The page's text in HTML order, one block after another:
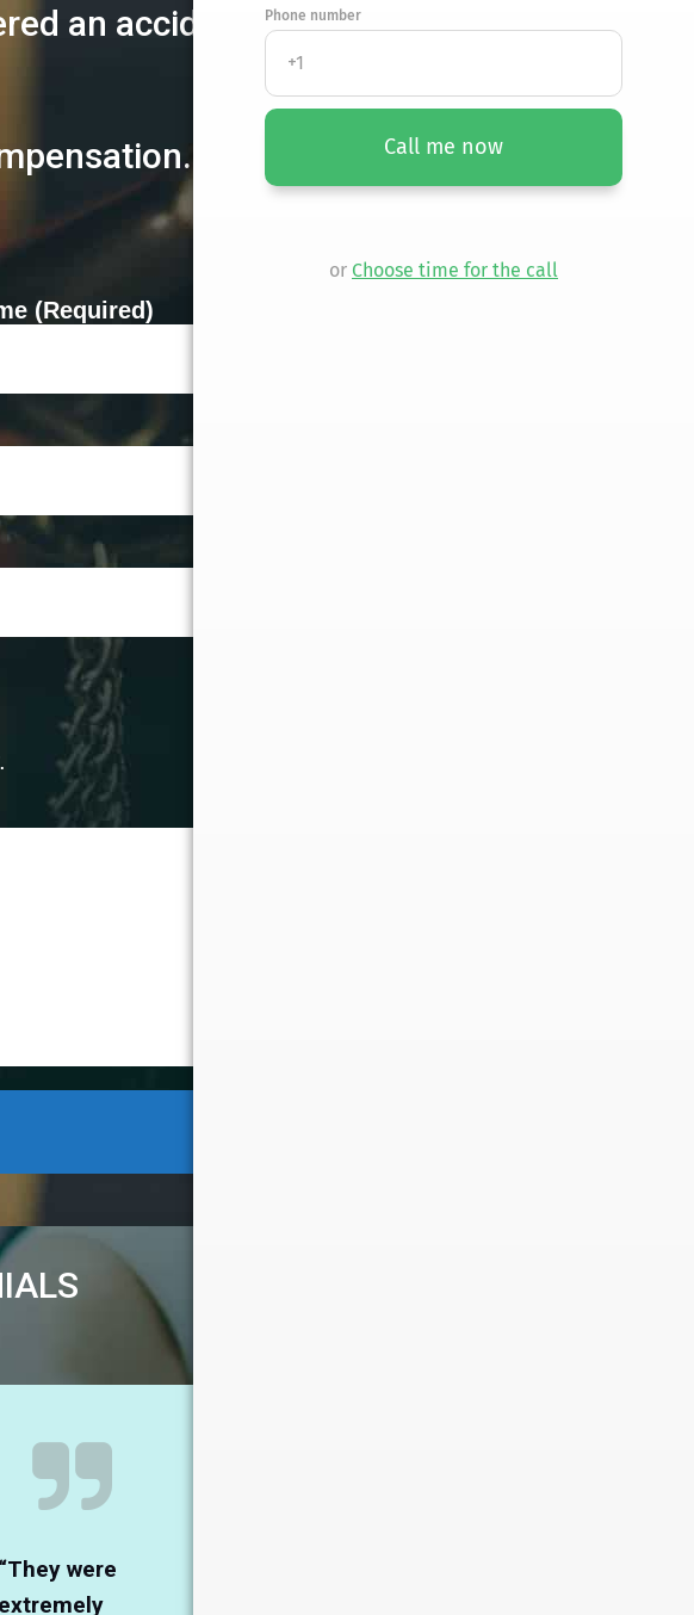
an accident
(Required)
“They were
extremely
Phone number
Call me now
or Choose time for the call